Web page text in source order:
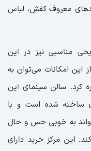
معروف کفش، لباس
مناسبی نیز در این
این امکانات می‌توان به
کرد. سالن سینمای این
سبک دهه 20 میلادی ساخته شده است و با
به خوبی حس و حال
این مرکز خرید دارای